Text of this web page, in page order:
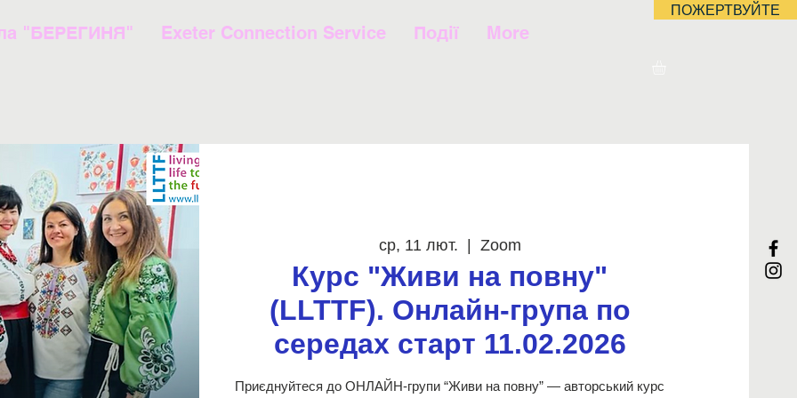
ПОЖЕРТВУЙТЕ
"БЕРЕГИНЯ" Exeter Connection Service Події More
ср, 11 лют.
  |
Zoom
Курс "Живи на повну"
(LLTTF). Онлайн-група по
середах старт 11.02.2026
Приєднуйтеся до ОНЛАЙН-групи “Живи на повну” — авторський курс